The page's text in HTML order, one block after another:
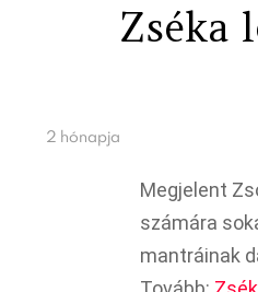
Zséka
2 hónapja
Megjelent
számára
mantráinak